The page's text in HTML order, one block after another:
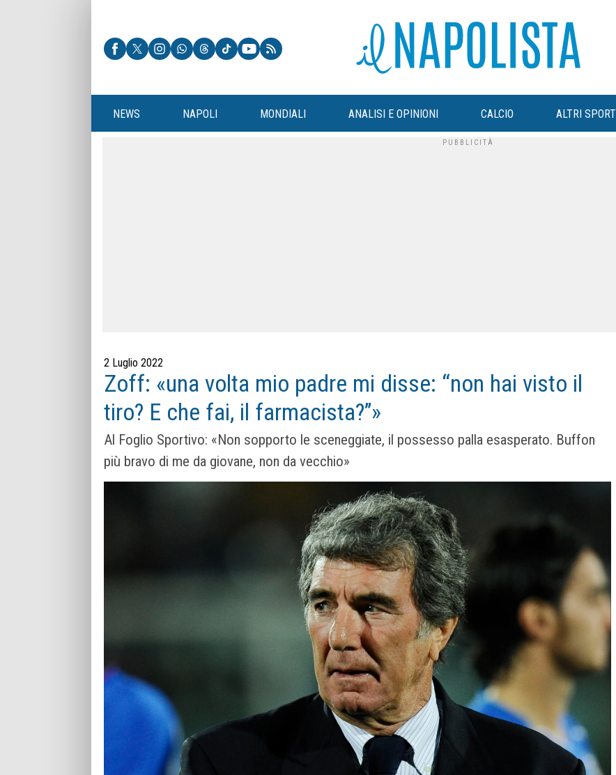
NEWS NAPOLI MONDIALI ANALISI E OPINIONI CALCIO ALTRI SPORT
2 Luglio 2022
Zoff: «una volta mio padre mi disse: “non hai visto il
tiro? E che fai, il farmacista?”»
Al Foglio Sportivo: «Non sopporto le sceneggiate, il possesso palla esasperato. Buffon
più bravo di me da giovane, non da vecchio»